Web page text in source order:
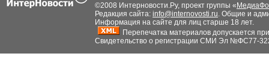
©2008 Интерновости.Ру, проект группы «
Редакция сайта: info@internovosti.ru. Общие и
Информация на сайте для лиц старше 18 лет.
Перепечатка материалов допускается
Свидетельство о регистрации СМИ Эл №ФС77-